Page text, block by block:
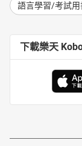
語言學習/考試用
下載樂天